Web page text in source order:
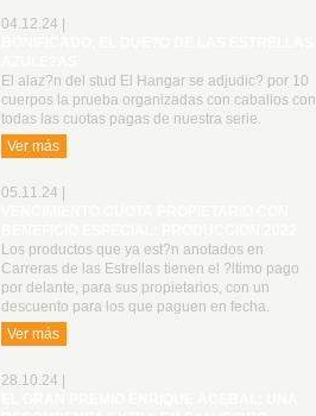
04.12.24 |
El alaz?n del stud El Hangar se adjudic? por 10
cuerpos la prueba organizadas con caballos con
todas las cuotas pagas de nuestra serie.
Ver más
05.11.24 |
Los productos que ya est?n anotados en
Carreras de las Estrellas tienen el ?ltimo pago
por delante, para sus propietarios, con un
descuento para los que paguen en fecha.
Ver más
28.10.24 |